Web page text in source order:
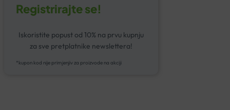
Registrirajte se!
Iskoristite popust od 10% na prvu kupnju
za sve pretplatnike newslettera!
*kupon kod nije primjenjiv za proizvode na akciji